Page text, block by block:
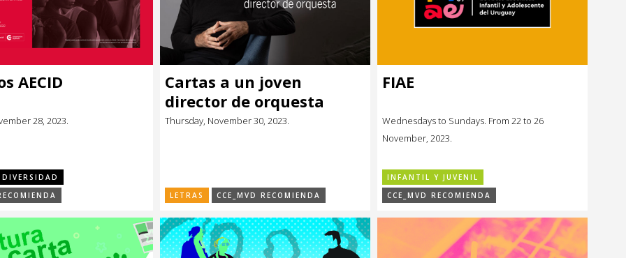
AECID
28, 2023.
Cartas a un joven
director de orquesta
Thursday, November 30, 2023.
LETRAS CCE_MVD RECOMIENDA
FIAE
Wednesdays to Sundays. From 22 to 26
November, 2023.
INFANTIL Y JUVENIL
CCE_MVD RECOMIENDA